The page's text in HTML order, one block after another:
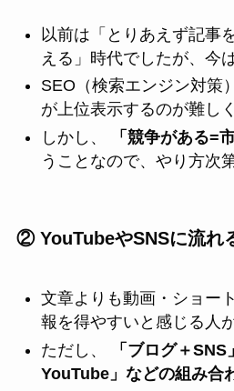
以前は「とりあえず記事
える」時代でしたが、今
SEO（検索エンジン対策
が上位表示するのが難し
しかし、
「競争がある=
うことなので、やり方次
② YouTubeやSNSに流れ
文章よりも動画・ショー
報を得やすいと感じる人
ただし、
「ブログ＋
YouTube」などの組み合